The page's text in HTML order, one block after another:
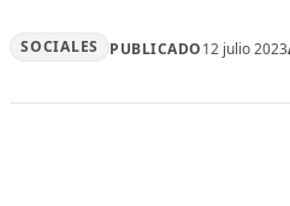
SOCIALES PUBLICADO12 julio 2023